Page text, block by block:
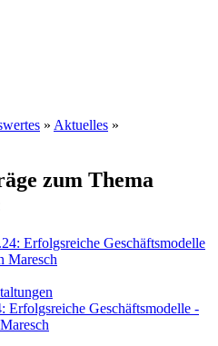
» Aktuelles »
zum Thema
Erfolgsreiche Geschäftsmodelle -